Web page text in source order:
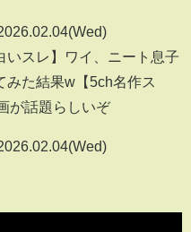
いスレ】ワイ、ニート息子
みた結果w【5ch名作ス
が話題らしいぞ